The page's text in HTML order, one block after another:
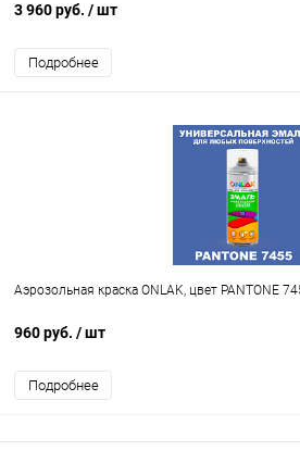
3 960 руб. / шт
Подробнее
Аэрозольная краска ONLAK, цвет PANTONE
960 руб. / шт
Подробнее